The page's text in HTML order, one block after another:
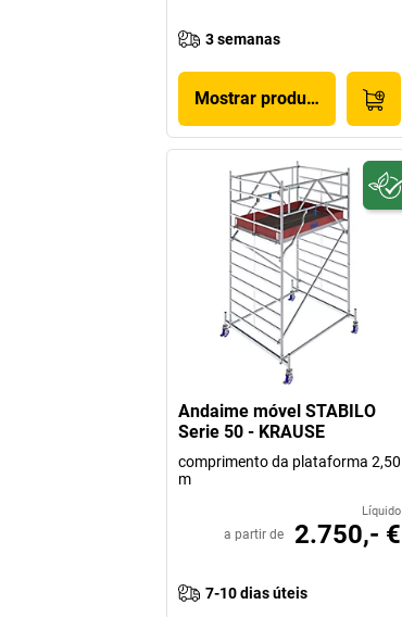
3 semanas
Mostrar produto
Andaime móvel STABILO
Serie 50 - KRAUSE
comprimento da plataforma 2,50
m
Líquido
a partir de 2.750,- €
7-10 dias úteis